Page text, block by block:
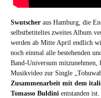
Swutscheraus Hamburg, die
selbstbetiteltes zweites Album
werden ab Mitte April endlich
noch einmal alle bestehenden
Band-Universum mitzunehmen,
Musikvideo zur Single
Zusammenarbeit mit dem
Tomasso Buldini entstanden ist.